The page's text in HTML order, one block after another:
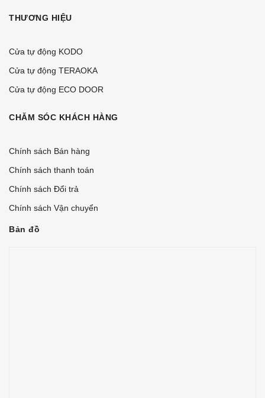
THƯƠNG HIỆU
Cửa tự động KODO
Cửa tự động TERAOKA
Cửa tự động ECO DOOR
CHĂM SÓC KHÁCH HÀNG
Chính sách Bán hàng
Chính sách thanh toán
Chính sách Đổi trả
Chính sách Vận chuyển
Bản đồ